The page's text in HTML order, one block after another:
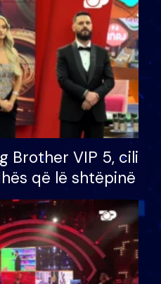
Brother VIP 5, cili
që lë shtëpinë